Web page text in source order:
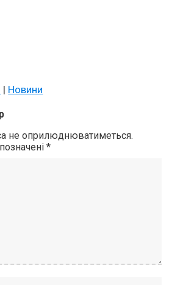
| Новини
не оприлюднюватиметься.
*